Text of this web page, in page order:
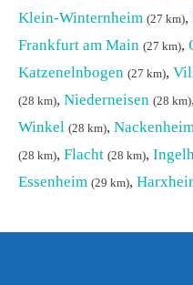
Klein-Winternheim (27 km),
Frankfurt am Main (27 km),
Katzenelnbogen (27 km),
(28 km), Niederneisen (28 km),
Winkel (28 km), Nackenheim
(28 km), Flacht (28 km),
Essenheim (29 km),